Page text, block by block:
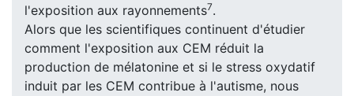
l'exposition aux rayonnements7.
Alors que les scientifiques continuent d'étudier
comment l'exposition aux CEM réduit la
production de mélatonine et si le stress oxydatif
induit par les CEM contribue à l'autisme, nous